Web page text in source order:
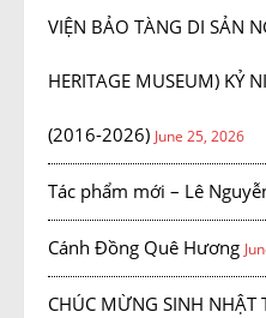
VIỆN BẢO TÀNG DI SẢN
HERITAGE MUSEUM) KỶ
(2016-2026) June 25, 2026
Tác phẩm mới – Lê
Cánh Đồng Quê Hương
CHÚC MỪNG SINH NHẬT